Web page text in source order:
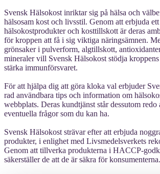
Svensk Hälsokost inriktar sig på hälsa och
hälsosam kost och livsstil. Genom att erbjuda
hälsokostprodukter och kosttillskott är deras
för kroppen att få i sig viktiga näringsämnen.
grönsaker i pulverform, algtillskott,
mineraler vill Svensk Hälsokost stödja
stärka immunförsvaret.
För att hjälpa dig att göra kloka val erbjuder
rad användbara tips och information om
webbplats. Deras kundtjänst står dessutom redo
eventuella frågor som du kan ha.
Svensk Hälsokost strävar efter att erbjuda
produkter, i enlighet med Livsmedelsverkets
Genom att tillverka produkterna i HACCP-
säkerställer de att de är säkra för konsumenterna.